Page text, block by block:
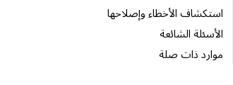
استكشاف الأخطاء وإصلاحها
الأسئلة الشائعة
موارد ذات صلة